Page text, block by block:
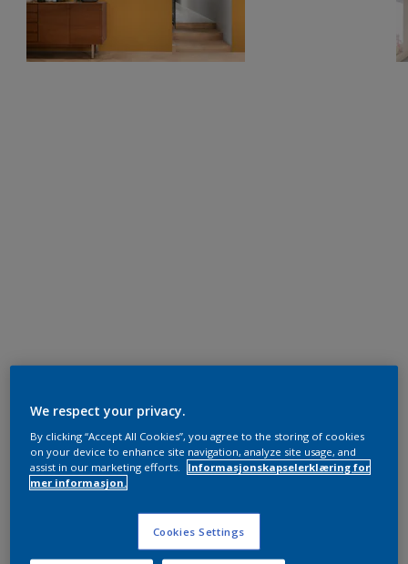
We respect your privacy.
By clicking “Accept All Cookies”, you agree to the storing of cookies
on your device to enhance site navigation, analyze site usage, and
assist in our marketing efforts.
Informasjonskapselerklæring for
mer informasjon.
Cookies Settings